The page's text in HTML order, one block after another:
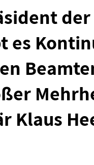
es
Klaus